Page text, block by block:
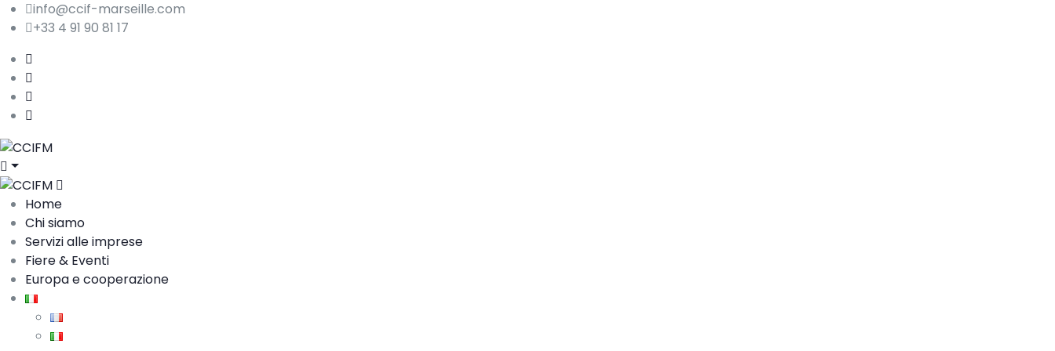
info@ccif-marseille.com
+33 4 91 90 81 17
Home
Chi siamo
Servizi alle imprese
Fiere & Eventi
Europa e cooperazione